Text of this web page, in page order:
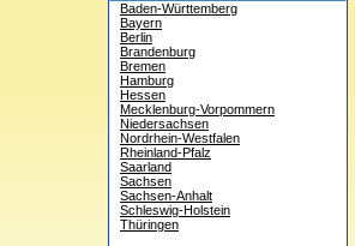
Baden-Württemberg
Bayern
Berlin
Brandenburg
Bremen
Hamburg
Hessen
Mecklenburg-Vorpommern
Niedersachsen
Nordrhein-Westfalen
Rheinland-Pfalz
Saarland
Sachsen
Sachsen-Anhalt
Schleswig-Holstein
Thüringen